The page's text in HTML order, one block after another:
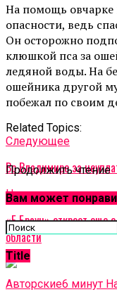
На помощь овчарке
опасности, ведь
Он осторожно
клюшкой пса за
ледяной воды. На
ошейника другой
побежал по своим
Related Topics:
Cледующее
Во Владимире за
Не пропустите
«Б.Браун» откроет еще
области
Продолжить чтение
Вам может
Title
Авторские6 минут